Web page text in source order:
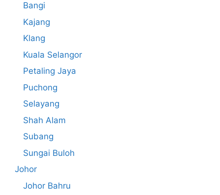
Bangi
Kajang
Klang
Kuala Selangor
Petaling Jaya
Puchong
Selayang
Shah Alam
Subang
Sungai Buloh
Johor
Johor Bahru